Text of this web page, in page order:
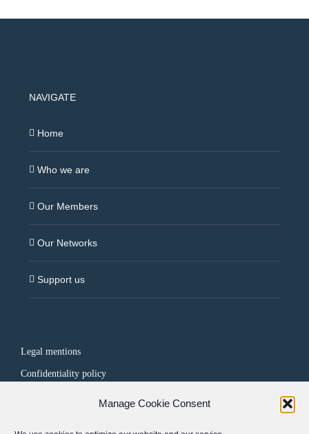
Manage Cookie Consent
NAVIGATE
Home
Who we are
Our Members
Our Networks
Support us
Legal mentions
Confidentiality policy